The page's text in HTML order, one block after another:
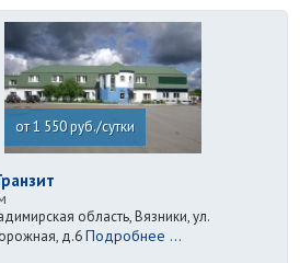
от 1 550 руб./сутки
область, Вязники, ул.
д.6Подробнее ...